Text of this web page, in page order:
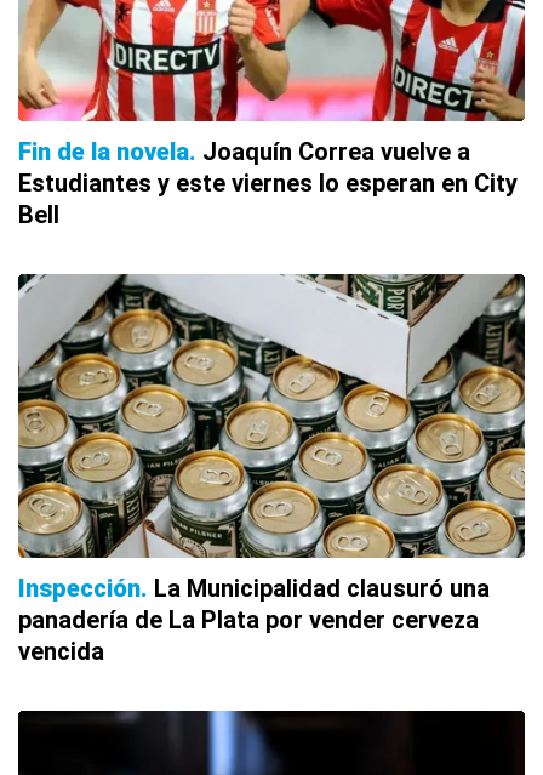
Fin de la novela Joaquín Correa vuelve a
Estudiantes y este viernes lo esperan en City
Bell
Inspección La Municipalidad clausuró una
panadería de La Plata por vender cerveza
vencida